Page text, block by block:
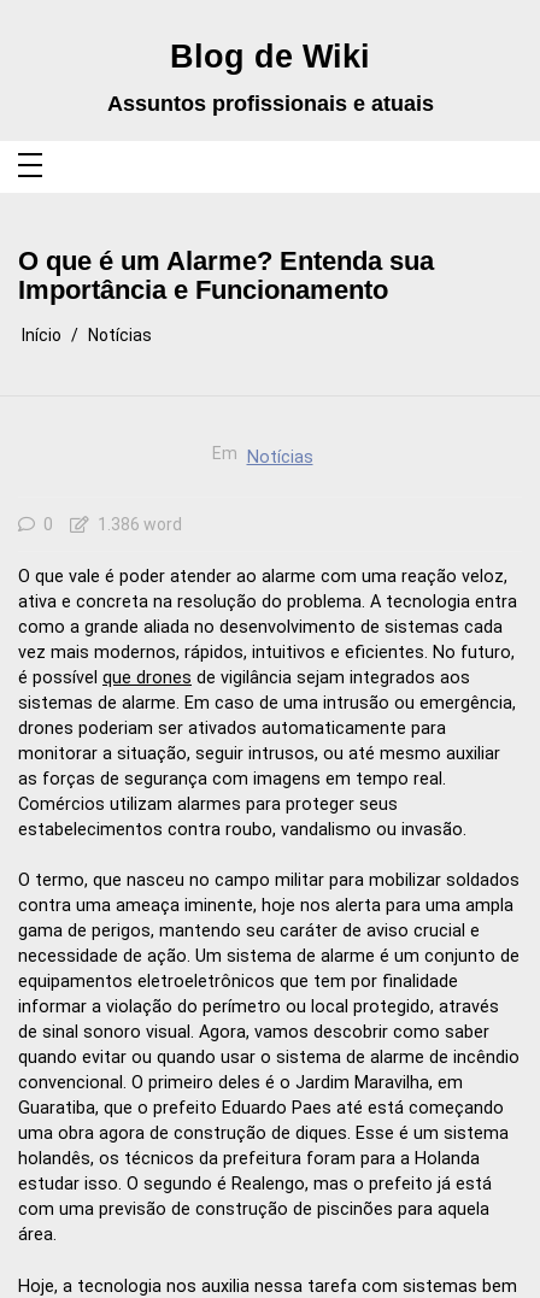
Blog de Wiki
Assuntos profissionais e atuais
O que é um Alarme? Entenda sua
Importância e Funcionamento
Início Notícias
Em Notícias
0 1.386 word
O que vale é poder atender ao alarme com uma reação veloz,
ativa e concreta na resolução do problema. A tecnologia entra
como a grande aliada no desenvolvimento de sistemas cada
vez mais modernos, rápidos, intuitivos e eficientes. No futuro,
é possível que drones de vigilância sejam integrados aos
sistemas de alarme. Em caso de uma intrusão ou emergência,
drones poderiam ser ativados automaticamente para
monitorar a situação, seguir intrusos, ou até mesmo auxiliar
as forças de segurança com imagens em tempo real.
Comércios utilizam alarmes para proteger seus
estabelecimentos contra roubo, vandalismo ou invasão.
O termo, que nasceu no campo militar para mobilizar soldados
contra uma ameaça iminente, hoje nos alerta para uma ampla
gama de perigos, mantendo seu caráter de aviso crucial e
necessidade de ação. Um sistema de alarme é um conjunto de
equipamentos eletroeletrônicos que tem por finalidade
informar a violação do perímetro ou local protegido, através
de sinal sonoro visual. Agora, vamos descobrir como saber
quando evitar ou quando usar o sistema de alarme de incêndio
convencional. O primeiro deles é o Jardim Maravilha, em
Guaratiba, que o prefeito Eduardo Paes até está começando
uma obra agora de construção de diques. Esse é um sistema
holandês, os técnicos da prefeitura foram para a Holanda
estudar isso. O segundo é Realengo, mas o prefeito já está
com uma previsão de construção de piscinões para aquela
área.
Hoje, a tecnologia nos auxilia nessa tarefa com sistemas bem